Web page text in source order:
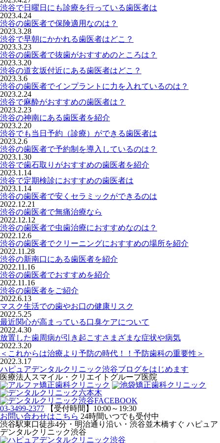
渋谷で日曜日にも診療を行っている歯医者は
2023.4.24
渋谷の歯医者で保険適用なのは？
2023.3.28
渋谷で早朝にかかれる歯医者はどこ？
2023.3.23
渋谷の歯医者で抜歯がおすすめのところは？
2023.3.20
渋谷の道玄坂付近にある歯医者はどこ？
2023.3.6
渋谷の歯医者でインプラントに力を入れているのは？
2023.2.24
渋谷で麻酔がおすすめの歯医者は？
2023.2.23
渋谷の神南にある歯医者を紹介
2023.2.20
渋谷でも当日予約（診療）ができる歯医者は
2023.2.6
渋谷の歯医者で予約制を導入しているのは？
2023.1.30
渋谷で歯石取りがおすすめの歯医者を紹介
2023.1.14
渋谷で定期検診におすすめの歯医者は
2023.1.14
渋谷の歯医者で安くセラミックができるのは
2022.12.21
渋谷の歯医者で無痛治療なら
2022.12.12
渋谷の歯医者で虫歯治療におすすめなのは？
2022.12.6
渋谷の歯医者でクリーニングにおすすめの場所を紹介
2022.11.28
渋谷の新南口にある歯医者を紹介
2022.11.16
渋谷の歯医者でおすすめを紹介
2022.11.16
渋谷の歯医者をご紹介
2022.6.13
マスク生活での歯やお口の健康リスク
2022.5.25
最近関心が高まっている口臭ケアについて
2022.4.30
放置した歯周病が引き起こすさまざまな症状や病気
2022.3.20
＜これからは治療より予防の時代！！予防歯科の重要性＞
2022.3.17
ハピュアデンタルクリニック渋谷ブログをはじめます
医療法人スマイル・クリエイトグループ医院
03-3499-2377
【受付時間】10:00～19:30
お問い合わせはこちら 24時間いつでも受付中
渋谷駅東口徒歩4分・明治通り沿い・渋谷並木橋すぐ ハピュア
デンタルクリニック渋谷